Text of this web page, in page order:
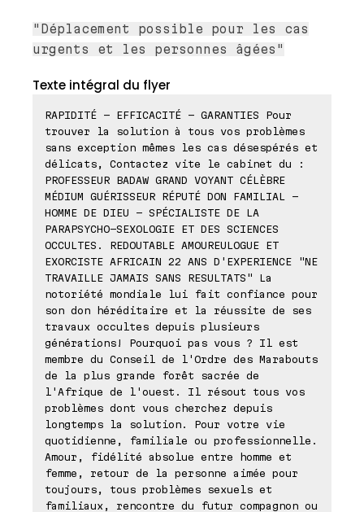
"Déplacement possible pour les cas
urgents et les personnes âgées"
Texte intégral du flyer
RAPIDITÉ - EFFICACITÉ - GARANTIES Pour
trouver la solution à tous vos problèmes
sans exception mêmes les cas désespérés et
délicats, Contactez vite le cabinet du :
PROFESSEUR BADAW GRAND VOYANT CÉLÈBRE
MÉDIUM GUÉRISSEUR RÉPUTÉ DON FAMILIAL -
HOMME DE DIEU - SPÉCIALISTE DE LA
PARAPSYCHO-SEXOLOGIE ET DES SCIENCES
OCCULTES. REDOUTABLE AMOUREULOGUE ET
EXORCISTE AFRICAIN 22 ANS D'EXPERIENCE "NE
TRAVAILLE JAMAIS SANS RESULTATS" La
notoriété mondiale lui fait confiance pour
son don héréditaire et la réussite de ses
travaux occultes depuis plusieurs
générations! Pourquoi pas vous ? Il est
membre du Conseil de l'Ordre des Marabouts
de la plus grande forêt sacrée de
l'Afrique de l'ouest. Il résout tous vos
problèmes dont vous cherchez depuis
longtemps la solution. Pour votre vie
quotidienne, familiale ou professionnelle.
Amour, fidélité absolue entre homme et
femme, retour de la personne aimée pour
toujours, tous problèmes sexuels et
familiaux, rencontre du futur compagnon ou